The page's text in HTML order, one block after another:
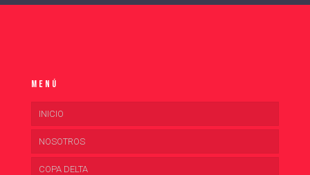
Menú
INICIO
NOSOTROS
COPA DELTA